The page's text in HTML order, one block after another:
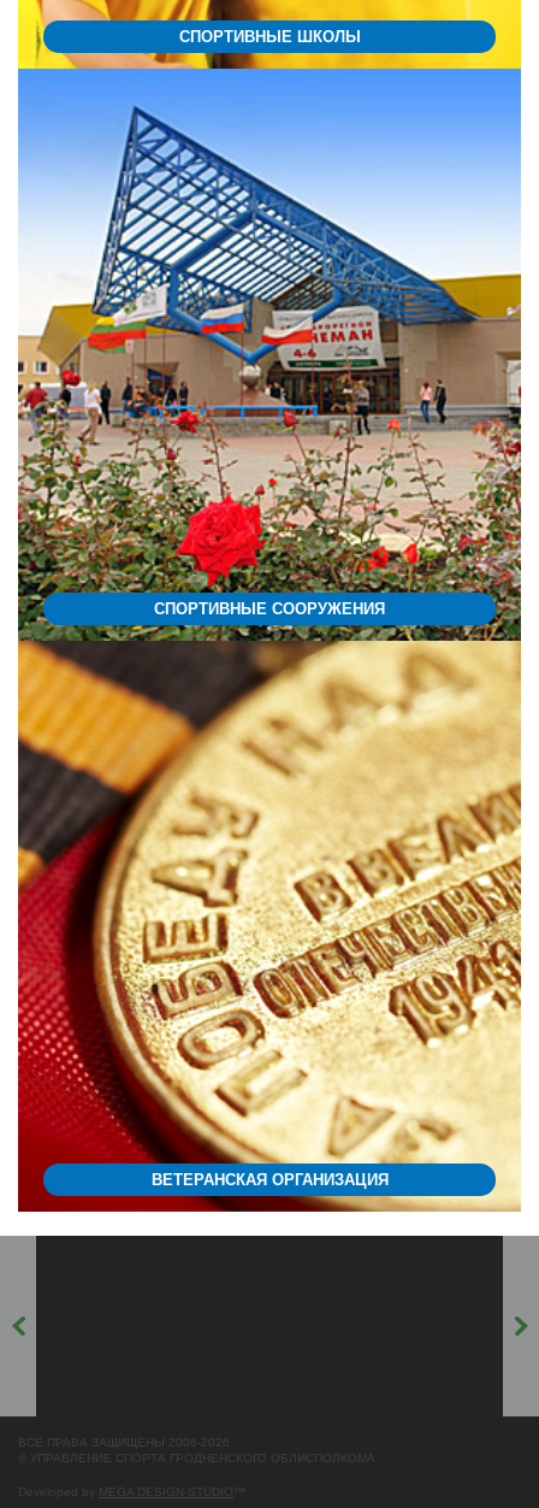
СПОРТИВНЫЕ ШКОЛЫ
СПОРТИВНЫЕ СООРУЖЕНИЯ
ВЕТЕРАНСКАЯ ОРГАНИЗАЦИЯ
ВСЕ ПРАВА ЗАЩИЩЕНЫ 2006-2026
© УПРАВЛЕНИЕ СПОРТА ГРОДНЕНСКОГО ОБЛИСПОЛКОМА
Developed by MEGA DESIGN-STUDIO ™